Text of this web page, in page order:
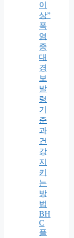
이
상”
폭
염
중
대
경
보
발
령
기
준
과
건
강
지
키
는
방
법
BH
C
플